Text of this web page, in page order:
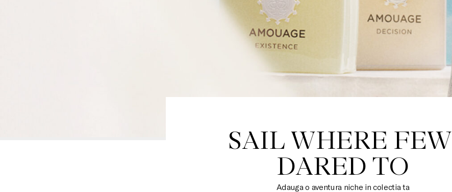
SAIL WHERE FEW
DARED TO
Adauga o aventura niche in colectia ta